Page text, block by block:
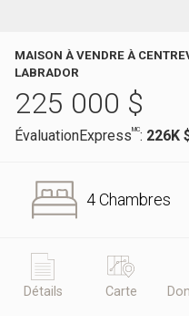
MAISON À VENDRE À
LABRADOR
225 000 $
ÉvaluationExpressMC: 226K
4 Chambres
Détails Carte